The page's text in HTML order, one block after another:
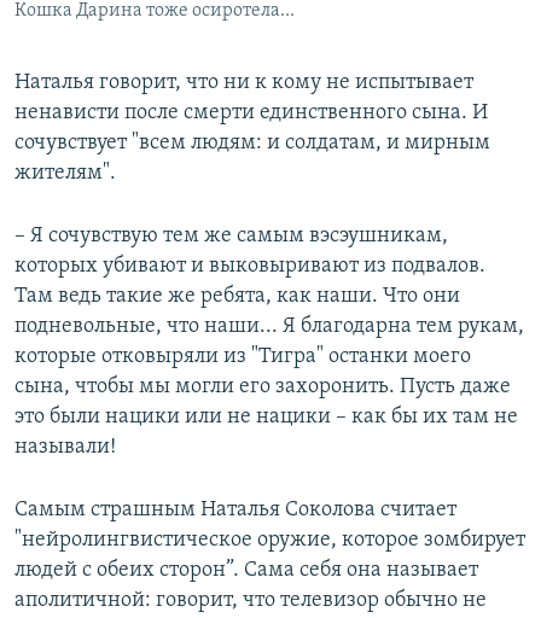
Кошка Дарина тоже осиротела...
Наталья говорит, что ни к кому не испытывает
ненависти после смерти единственного сына. И
сочувствует "всем людям: и солдатам, и мирным
жителям".
– Я сочувствую тем же самым вэсэушникам,
которых убивают и выковыривают из подвалов.
Там ведь такие же ребята, как наши. Что они
подневольные, что наши... Я благодарна тем рукам,
которые отковыряли из "Тигра" останки моего
сына, чтобы мы могли его захоронить. Пусть даже
это были нацики или не нацики – как бы их там не
называли!
Самым страшным Наталья Соколова считает
"нейролингвистическое оружие, которое зомбирует
людей с обеих сторон”. Сама себя она называет
аполитичной: говорит, что телевизор обычно не